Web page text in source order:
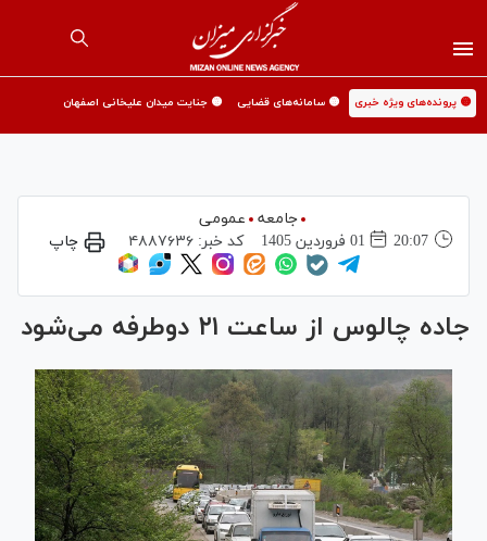
🟡 پرونده‌های ویژه خبری 🟡 سامانه‌های قضایی 🟡 جنایت میدان علیخانی اصفهان
جامعه
عمومی
20:07
01 فروردين 1405 کد خبر:۴۸۸۷۶۳۶ چاپ
جاده چالوس از ساعت ۲۱ دوطرفه می‌شود